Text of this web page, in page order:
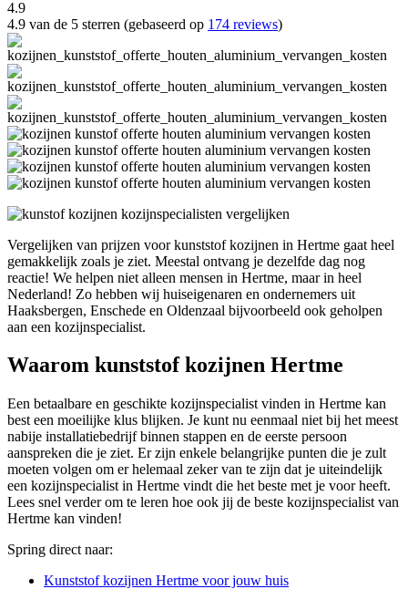
4.9
4.9 van de 5 sterren (gebaseerd op 174 reviews)
Vergelijken van prijzen voor kunststof kozijnen in Hertme gaat heel
gemakkelijk zoals je ziet. Meestal ontvang je dezelfde dag nog
reactie! We helpen niet alleen mensen in Hertme, maar in heel
Nederland! Zo hebben wij huiseigenaren en ondernemers uit
Haaksbergen, Enschede en Oldenzaal bijvoorbeeld ook geholpen
aan een kozijnspecialist.
Waarom kunststof kozijnen Hertme
Een betaalbare en geschikte kozijnspecialist vinden in Hertme kan
best een moeilijke klus blijken. Je kunt nu eenmaal niet bij het meest
nabije installatiebedrijf binnen stappen en de eerste persoon
aanspreken die je ziet. Er zijn enkele belangrijke punten die je zult
moeten volgen om er helemaal zeker van te zijn dat je uiteindelijk
een kozijnspecialist in Hertme vindt die het beste met je voor heeft.
Lees snel verder om te leren hoe ook jij de beste kozijnspecialist van
Hertme kan vinden!
Spring direct naar:
Kunststof kozijnen Hertme voor jouw huis